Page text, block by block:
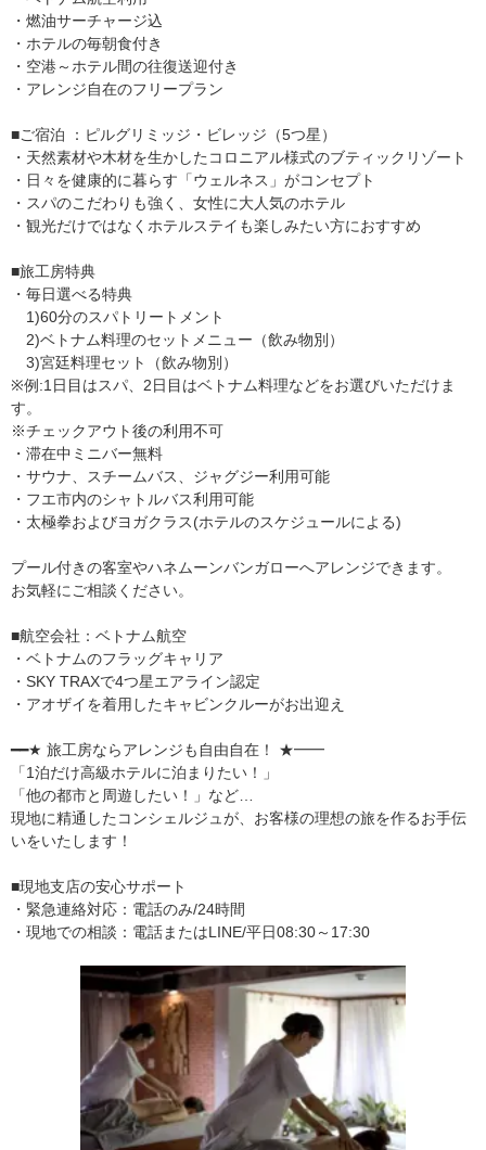
・燃油サーチャージ込
・ホテルの毎朝食付き
・空港～ホテル間の往復送迎付き
・アレンジ自在のフリープラン
■ご宿泊 ：ピルグリミッジ・ビレッジ（5つ星）
・天然素材や木材を生かしたコロニアル様式のブティックリゾート
・日々を健康的に暮らす「ウェルネス」がコンセプト
・スパのこだわりも強く、女性に大人気のホテル
・観光だけではなくホテルステイも楽しみたい方におすすめ
■旅工房特典
・毎日選べる特典
1)60分のスパトリートメント
2)ベトナム料理のセットメニュー（飲み物別）
3)宮廷料理セット（飲み物別）
※例:1日目はスパ、2日目はベトナム料理などをお選びいただけま
す。
※チェックアウト後の利用不可
・滞在中ミニバー無料
・サウナ、スチームバス、ジャグジー利用可能
・フエ市内のシャトルバス利用可能
・太極拳およびヨガクラス(ホテルのスケジュールによる)
プール付きの客室やハネムーンバンガローへアレンジできます。
お気軽にご相談ください。
■航空会社：ベトナム航空
・ベトナムのフラッグキャリア
・SKY TRAXで4つ星エアライン認定
・アオザイを着用したキャビンクルーがお出迎え
━━★ 旅工房ならアレンジも自由自在！ ★━━
「1泊だけ高級ホテルに泊まりたい！」
「他の都市と周遊したい！」など…
現地に精通したコンシェルジュが、お客様の理想の旅を作るお手伝
いをいたします！
■現地支店の安心サポート
・緊急連絡対応：電話のみ/24時間
・現地での相談：電話またはLINE/平日08:30～17:30